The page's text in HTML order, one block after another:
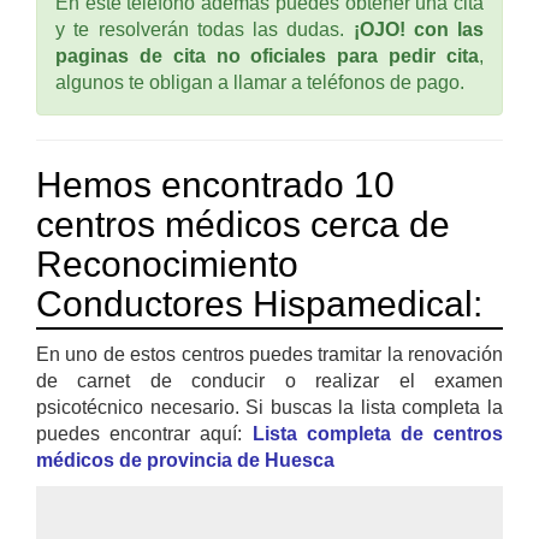
y te resolverán todas las dudas. ¡OJO! con las
paginas de cita no oficiales para pedir cita,
algunos te obligan a llamar a teléfonos de pago.
Hemos encontrado 10
centros médicos cerca de
Reconocimiento
Conductores Hispamedical:
En uno de estos centros puedes tramitar la renovación
de carnet de conducir o realizar el examen
psicotécnico necesario. Si buscas la lista completa la
puedes encontrar aquí:
Lista completa de centros
médicos de provincia de Huesca